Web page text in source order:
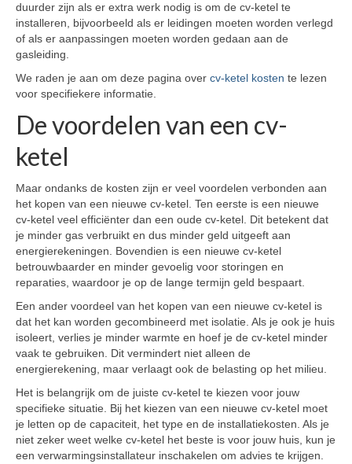
duurder zijn als er extra werk nodig is om de cv-ketel te
installeren, bijvoorbeeld als er leidingen moeten worden verlegd
of als er aanpassingen moeten worden gedaan aan de
gasleiding.
We raden je aan om deze pagina over cv-ketel kosten te lezen
voor specifiekere informatie.
De voordelen van een cv-
ketel
Maar ondanks de kosten zijn er veel voordelen verbonden aan
het kopen van een nieuwe cv-ketel. Ten eerste is een nieuwe
cv-ketel veel efficiënter dan een oude cv-ketel. Dit betekent dat
je minder gas verbruikt en dus minder geld uitgeeft aan
energierekeningen. Bovendien is een nieuwe cv-ketel
betrouwbaarder en minder gevoelig voor storingen en
reparaties, waardoor je op de lange termijn geld bespaart.
Een ander voordeel van het kopen van een nieuwe cv-ketel is
dat het kan worden gecombineerd met isolatie. Als je ook je huis
isoleert, verlies je minder warmte en hoef je de cv-ketel minder
vaak te gebruiken. Dit vermindert niet alleen de
energierekening, maar verlaagt ook de belasting op het milieu.
Het is belangrijk om de juiste cv-ketel te kiezen voor jouw
specifieke situatie. Bij het kiezen van een nieuwe cv-ketel moet
je letten op de capaciteit, het type en de installatiekosten. Als je
niet zeker weet welke cv-ketel het beste is voor jouw huis, kun je
een verwarmingsinstallateur inschakelen om advies te krijgen.